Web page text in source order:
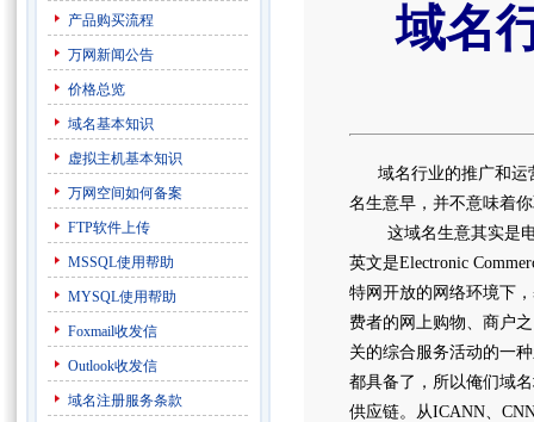
产品购买流程
万网新闻公告
价格总览
域名基本知识
虚拟主机基本知识
万网空间如何备案
FTP软件上传
MSSQL使用帮助
MYSQL使用帮助
Foxmail收发信
Outlook收发信
域名注册服务条款
域名
域名行业的推广和运
名生意早，并不意味着
这域名生意其实是电
英文是Electronic
特网开放的网络环境下
费者的网上购物、商户
关的综合服务活动的一
都具备了，所以俺们域
供应链。从ICANN、